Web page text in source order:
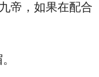
帝，如果在配合